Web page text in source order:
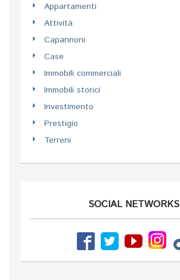
Appartamenti
Attività
Capannoni
Case
Immobili commerciali
Immobili storici
Investimento
Prestigio
Terreni
SOCIAL NETWORKS